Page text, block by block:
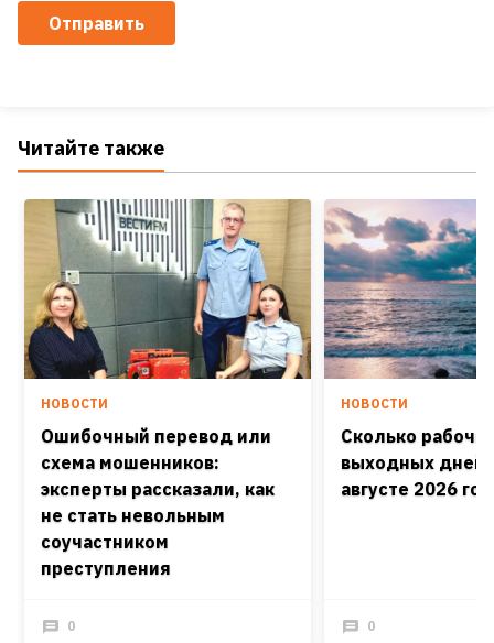
Отправить
Читайте также
НОВОСТИ
Ошибочный перевод или
схема мошенников:
эксперты рассказали, как
не стать невольным
соучастником
преступления
0
НОВОСТИ
Сколько
выходных дней
августе 2026
0